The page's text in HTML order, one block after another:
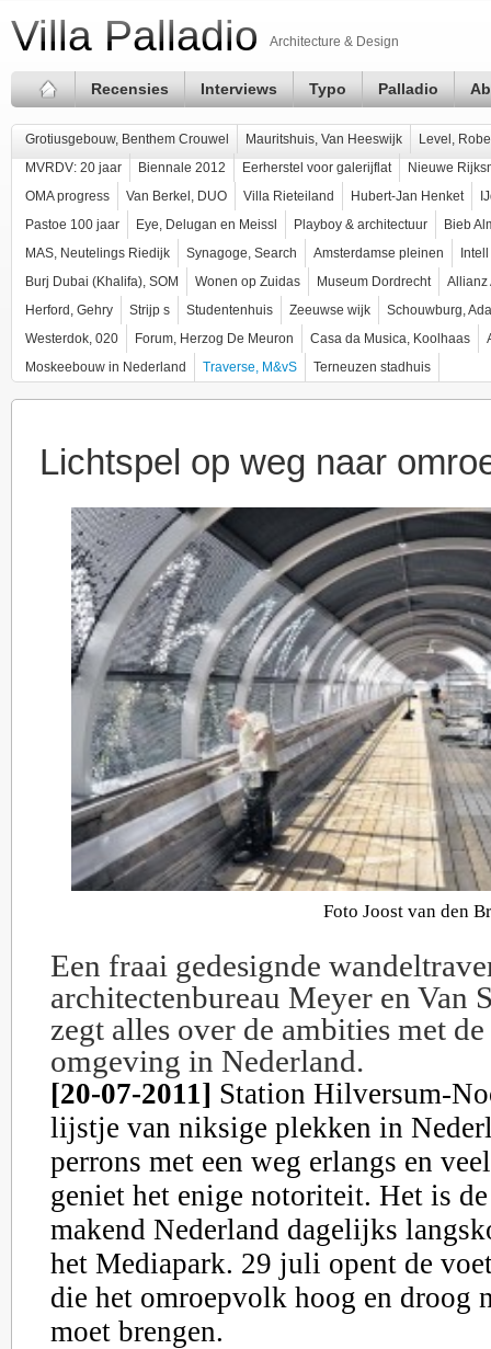
Villa Palladio Architecture & Design
Recensies Interviews Typo Palladio
Grotiusgebouw, Benthem Crouwel Mauritshuis, Van Heeswijk
Level,
MVRDV: 20 jaar
Biennale 2012 Eerherstel voor galerijflat
Nieuwe
OMA progress
Van Berkel, DUO Villa Rieteiland Hubert-Jan Henket
Pastoe 100 jaar
Eye, Delugan en Meissl Playboy & architectuur
Bieb
MAS, Neutelings Riedijk
Synagoge, Search Amsterdamse pleinen
Burj Dubai (Khalifa), SOM
Wonen op Zuidas Museum Dordrecht
Allianz
Herford, Gehry
Strijp s Studentenhuis Zeeuwse wijk
Schouwburg,
Westerdok, 020
Forum, Herzog De Meuron Casa da Musica, Koolhaas
Moskeebouw in Nederland
Traverse, M&vS Terneuzen stadhuis
Lichtspel op weg naar
Foto Joost van den
Een fraai gedesignde
architectenbureau Meyer en Van
zegt alles over de ambities met de
omgeving in Nederland.
[20-07-2011] Station Hilversum-
lijstje van niksige plekken in
perrons met een weg erlangs en
geniet het enige notoriteit. Het is
makend Nederland dagelijks
het Mediapark. 29 juli opent de
die het omroepvolk hoog en droog
moet brengen.